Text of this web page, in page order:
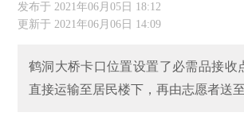
发布于 2021年06月05日 18:12
更新于 2021年06月06日 14:09
鹤洞大桥卡口位置设置了必需品接收
直接运输至居民楼下，再由志愿者送